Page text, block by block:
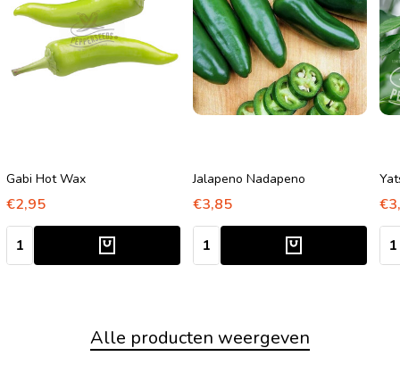
Gabi Hot Wax
€2,95
Aantal:
Jalapeno Nadapeno
€3,85
Aantal:
Alle producten weergeven